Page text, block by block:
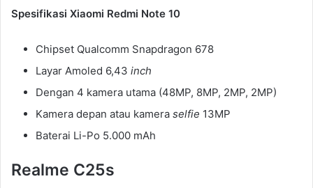
Spesifikasi Xiaomi Redmi Note 10
Chipset Qualcomm Snapdragon 678
Layar Amoled 6,43 inch
Dengan 4 kamera utama (48MP, 8MP, 2MP, 2MP)
Kamera depan atau kamera selfie 13MP
Baterai Li-Po 5.000 mAh
Realme C25s